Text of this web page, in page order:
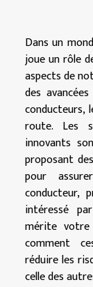
Dans un
joue un rôle
aspects de
des
conducteurs,
route. Les
innovants
proposant
pour
conducteur,
intéressé
mérite
comment
réduire les
celle des